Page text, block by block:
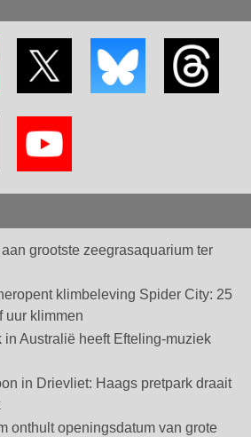
grootste zeegrasaquarium ter
klimbeleving Spider City: 25
uur klimmen
in Australië heeft Efteling-muziek
in Drievliet: Haags pretpark draait
onthult openingsdatum van grote